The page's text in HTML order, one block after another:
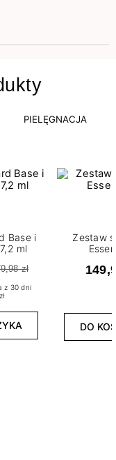
PIELĘGNACJA
Base i
ml
zł
z 30 dni
Zestaw
DO